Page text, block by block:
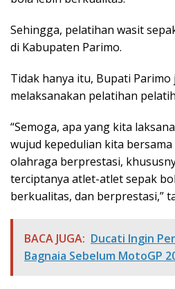
Sehingga, pelatihan wasit
di Kabupaten Parimo.
Tidak hanya itu, Bupati
melaksanakan pelatihan
“Semoga, apa yang kita
wujud kepedulian kita
olahraga berprestasi,
terciptanya atlet-atlet sepak
berkualitas, dan berprestasi,”
BACA JUGA: Ducati Ingin
Bagnaia Sebelum MotoGP